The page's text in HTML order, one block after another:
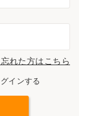
れた方はこちら
インする